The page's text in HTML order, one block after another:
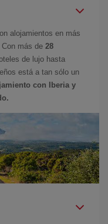
alojamientos en más
más de 28
de lujo hasta
está a tan sólo un
con Iberia y